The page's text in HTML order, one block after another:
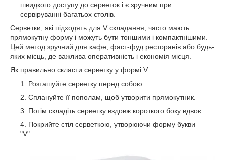
швидкого доступу до серветок і є зручним при
сервіруванні багатьох столів.
Серветки, які підходять для V складання, часто мають
прямокутну форму і можуть бути тоншими і компактнішими.
Цей метод зручний для кафе, фаст-фуд ресторанів або будь-
яких місць, де важлива оперативність і економія місця.
Як правильно скласти серветку у формі V:
Розташуйте серветку перед собою.
Сплануйте її пополам, щоб утворити прямокутник.
Потім складіть серветку вздовж короткого боку вдвоє.
Покрийте стіл серветкою, утворюючи форму букви
"V".